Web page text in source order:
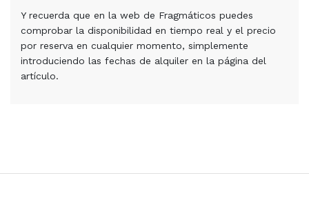
Y recuerda que en la web de Fragmáticos puedes
comprobar la disponibilidad en tiempo real y el precio
por reserva en cualquier momento, simplemente
introduciendo las fechas de alquiler en la página del
artículo.